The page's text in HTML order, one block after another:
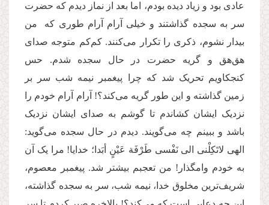
عادی بود و زیاد دیده بودم، اما بعد از نماز دیدم که حضرت
سر به سجده گذاشتند و خیلی آرام آرام طوری که من
بیدار نشوم، ذکری را تکرار می‌کنند. کم‌کم متوجه صدای
هق‌هق و گریه حضرت در حال سجده شدم. حس
کنجکاویم تحریک شد که چرا پیغمبر نیمه شب سر بر
زمین گذاشته و این طور گریه می‌کند؟! آرام آرام خودم را
نزدیک ایشان کشاندم تا گوشم به صدای ایشان نزدیک
باشد و ببینم چه می‌گویند. دیدم در حال سجده می‌گوید:
الهی لاتَکِلْنی الی نَفْسی طَرْفَة عَیْنٍ أبَدا؛ خدایا! مرا یک آن
به خودم وامگذار! من تعجبم بیشتر شد. پیغمبر معصوم،
شریف‌ترین مخلوق خدا، نیمه شب، سر به سجده گذاشته،